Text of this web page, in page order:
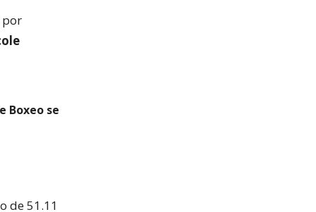
por
Boxeo se
de 51.11